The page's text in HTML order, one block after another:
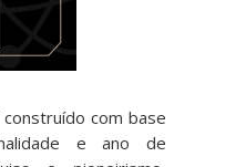
com base
e ano de